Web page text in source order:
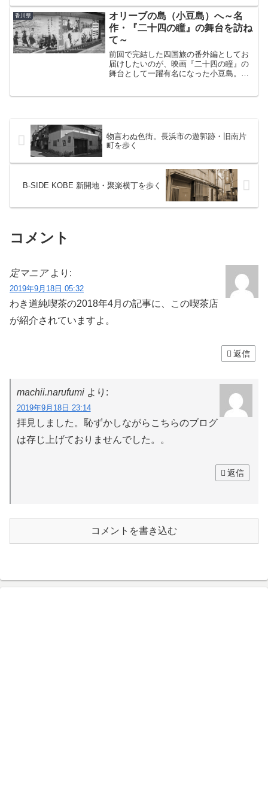
かのような装いで通りに向かって口を開
ける横丁がある。「新天街」...
香川県
オリーブの島（小豆島）へ～名
作・『二十四の瞳』の舞台を訪ね
て～
前回で完結した四国旅の番外編としてお
届けしたいのが、映画『二十四の瞳』の
舞台として一躍有名になった小豆島。実
物言わぬ色街。長浜市の遊郭跡・旧南片
町を歩く
B-SIDE KOBE 新開地・聚楽横丁を歩く
コメント
定マニア より:
2019年9月18日 05:32
わき道純喫茶の2018年4月の記事に、この喫茶店
が紹介されていますよ。
返信
machii.narufumi より:
2019年9月18日 23:14
拝見しました。恥ずかしながらこちらのブログ
は存じ上げておりませんでした。。
返信
コメントを書き込む